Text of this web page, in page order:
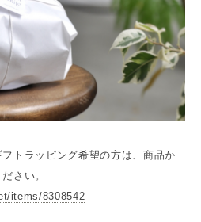
トラッピング希望の方は、商品か
さい。
items/8308542